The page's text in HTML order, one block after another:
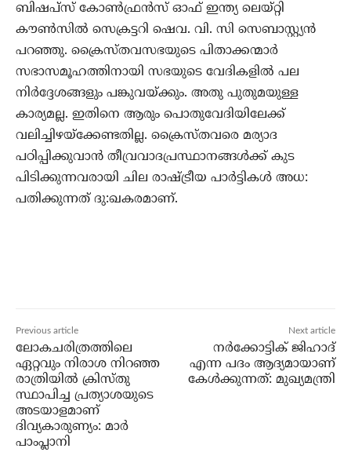
ബിഷപ്‌സ് കോണ്‍ഫ്രന്‍സ് ഓഫ് ഇന്ത്യ ലെയ്റ്റി
കൗണ്‍സില്‍ സെക്രട്ടറി ഷെവ. വി. സി സെബാസ്റ്റ്യന്‍
പറഞ്ഞു. ക്രൈസ്തവസഭയുടെ പിതാക്കന്മാര്‍
സഭാസമൂഹത്തിനായി സഭയുടെ വേദികളില്‍ പല
നിര്‍ദ്ദേശങ്ങളും പങ്കുവയ്ക്കും. അതു പുതുമയുള്ള
കാര്യമല്ല. ഇതിനെ ആരും പൊതുവേദിയിലേക്ക്
വലിച്ചിഴയ്‌ക്കേണ്ടതില്ല. ക്രൈസ്തവരെ മര്യാദ
പഠിപ്പിക്കുവാന്‍ തീവ്രവാദപ്രസ്ഥാനങ്ങള്‍ക്ക് കുട
പിടിക്കുന്നവരായി ചില രാഷ്ട്രീയ പാര്‍ട്ടികള്‍ അധ:
പതിക്കുന്നത് ദു:ഖകരമാണ്.
Previous article
ലോകചരിത്രത്തിലെ
ഏറ്റവും നിരാശ നിറഞ്ഞ
രാത്രിയില്‍ ക്രിസ്തു
സ്ഥാപിച്ച പ്രത്യാശയുടെ
അടയാളമാണ്
ദിവ്യകാരുണ്യം: മാര്‍
പാംപ്ലാനി
Next article
നര്‍ക്കോട്ടിക് ജിഹാദ്
എന്ന പദം ആദ്യമായാണ്
കേള്‍ക്കുന്നത്: മുഖ്യമന്ത്രി